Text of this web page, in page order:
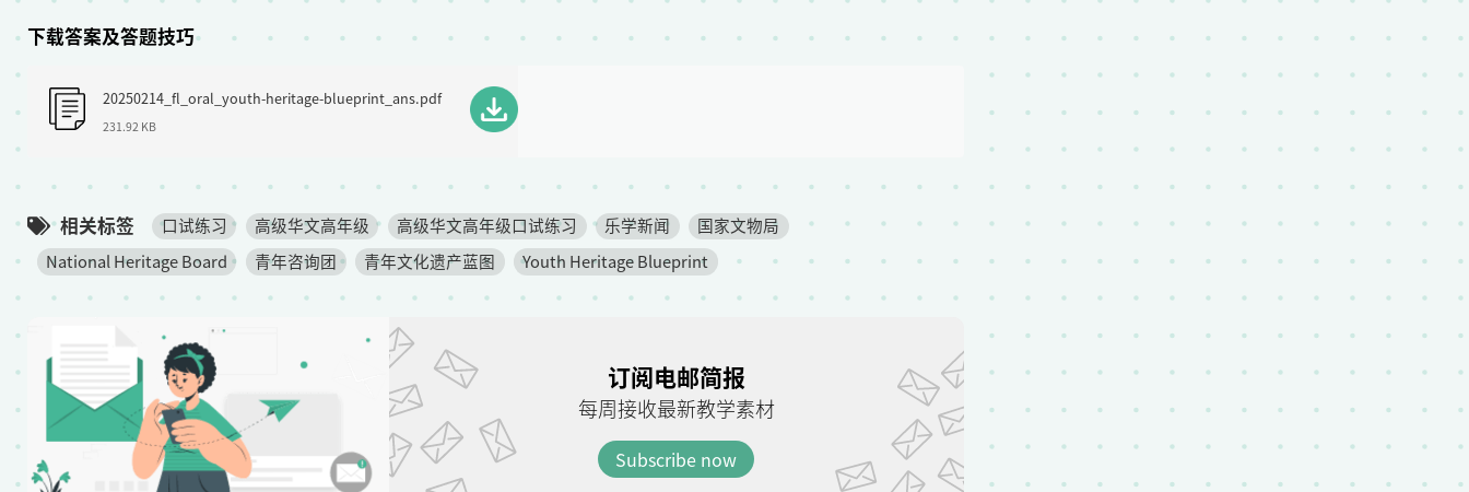
下载答案及答题技巧
20250214_fl_oral_youth-heritage-blueprint_ans.pdf
231.92 KB
相关标签 口试练习 高级华文高年级 高级华文高年级口试练习 乐学新闻
国家文物局
National Heritage Board
青年咨询团 青年文化遗产蓝图 Youth Heritage Blueprint
订阅电邮简报
每周接收最新教学素材
Subscribe now